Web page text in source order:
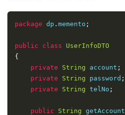
package dp . memento ;
public class
UserInfoDTO
{
private
String account ;
private
String password ;
private
String telNo ;
public String getAccount